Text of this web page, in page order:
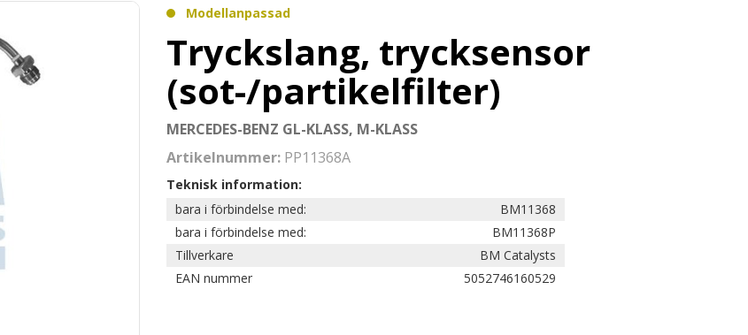
Modellanpassad
Tryckslang, trycksensor
(sot-/partikelfilter)
MERCEDES-BENZ GL-KLASS, M-KLASS
Artikelnummer: PP11368A
Teknisk information:
bara i förbindelse med:
BM11368
bara i förbindelse med:
BM11368P
Tillverkare
BM Catalysts
EAN nummer
5052746160529